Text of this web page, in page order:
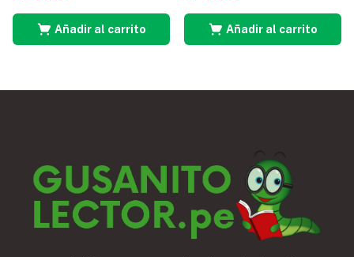
Añadir al carrito Añadir al carrito